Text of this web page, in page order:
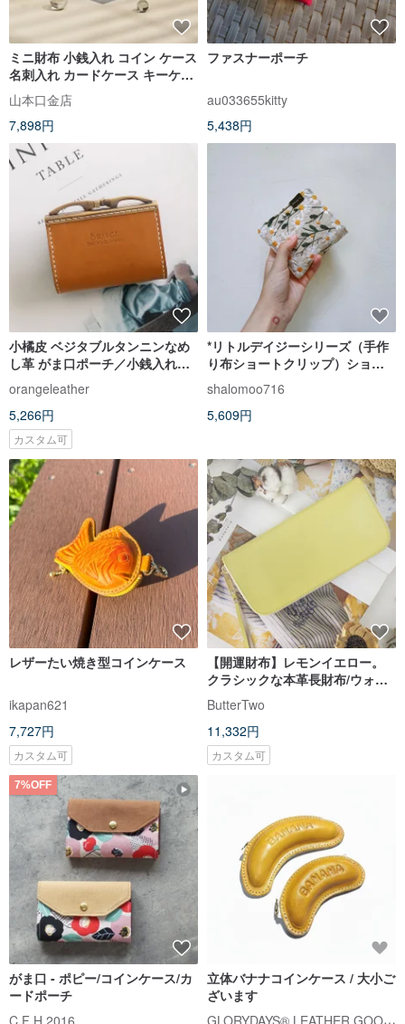
ミニ財布 小銭入れ コイン ケース
名刺入れ カードケース キーケー
ス/ がま口 口金/ 手作り/ 本革 ナ
チュラル レザー/ 葡萄茶 (えびち
ゃ)
山本口金店
7,898円
ファスナーポーチ
au033655kitty
5,438円
小橘皮 ベジタブルタンニンなめ
し革 がま口ポーチ／小銭入れ／
コインケース
orangeleather
5,266円
カスタム可
*リトルデイジーシリーズ（手作
り布ショートクリップ）ショー
トクリップ/財布/財布/財布
shalomoo716
5,609円
レザーたい焼き型コインケース
ikapan621
7,727円
カスタム可
【開運財布】レモンイエロー。
クラシックな本革長財布/ウォレ
ット/小銭入れ
ButterTwo
11,332円
カスタム可
7%OFF
がま口 - ポピー/コインケース/カ
ードポーチ
C F H 2016
立体バナナコインケース / 大小ご
ざいます
GLORYDAYS® LEATHER GOODS